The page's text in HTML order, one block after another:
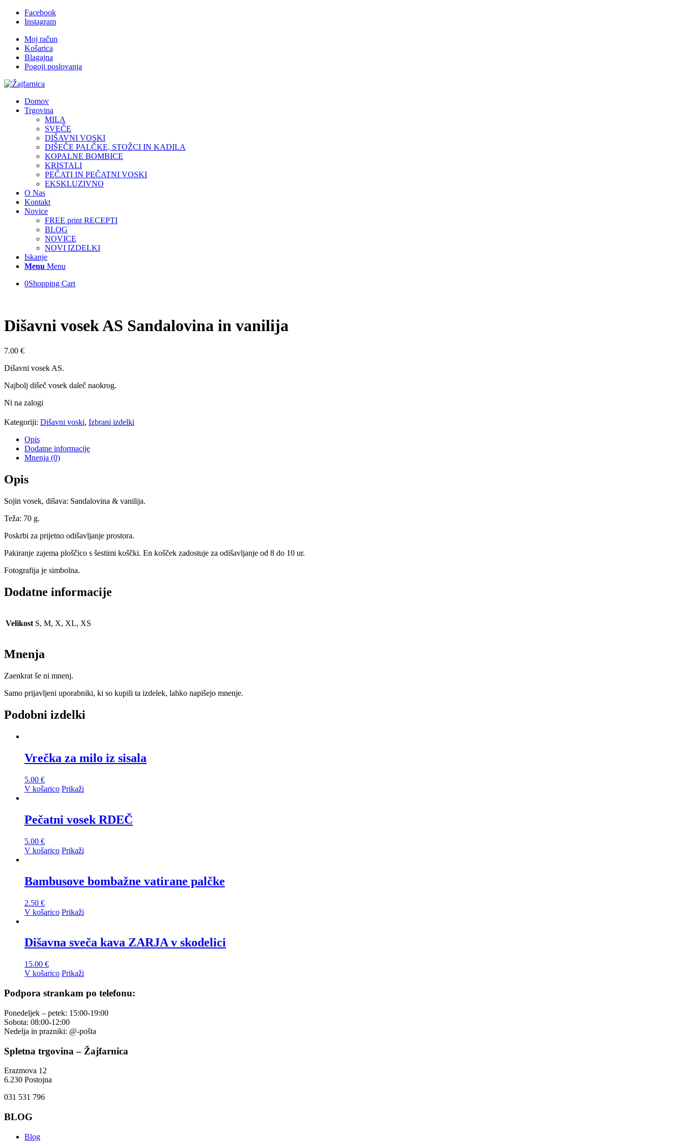
Facebook
Instagram
Moj račun
Košarica
Blagajna
Pogoji poslovanja
Domov
Trgovina
MILA
SVEČE
DIŠAVNI VOSKI
DIŠEČE PALČKE, STOŽCI IN KADILA
KOPALNE BOMBICE
KRISTALI
PEČATI IN PEČATNI VOSKI
EKSKLUZIVNO
O Nas
Kontakt
Novice
FREE print RECEPTI
BLOG
NOVICE
NOVI IZDELKI
Iskanje
Menu Menu
0Shopping Cart
Dišavni vosek AS Sandalovina in vanilija
7.00 €
Dišavni vosek AS.
Najbolj dišeč vosek daleč naokrog.
Ni na zalogi
Kategoriji: Dišavni voski, Izbrani izdelki
Opis
Dodatne informacije
Mnenja (0)
Opis
Sojin vosek, dišava: Sandalovina & vanilija.
Teža: 70 g.
Poskrbi za prijetno odišavljanje prostora.
Pakiranje zajema ploščico s šestimi koščki. En košček zadostuje za odišavljanje od 8 do 10 ur.
Fotografija je simbolna.
Dodatne informacije
Velikost S, M, X, XL, XS
Mnenja
Zaenkrat še ni mnenj.
Samo prijavljeni uporabniki, ki so kupili ta izdelek, lahko napišejo mnenje.
Podobni izdelki
Vrečka za milo iz sisala
5.00 €
V košarico Prikaži
Pečatni vosek RDEČ
5.00 €
V košarico Prikaži
Bambusove bombažne vatirane palčke
2.50 €
V košarico Prikaži
Dišavna sveča kava ZARJA v skodelici
15.00 €
V košarico Prikaži
Podpora strankam po telefonu:
Ponedeljek – petek: 15:00-19:00
Sobota: 08:00-12:00
Nedelja in prazniki: @-pošta
Spletna trgovina – Žajfarnica
Erazmova 12
6.230 Postojna
031 531 796
BLOG
Blog